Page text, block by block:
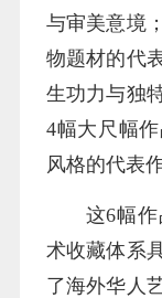
与审美意境
物题材的代
生功力与独
4幅大尺幅
风格的代表作
这6幅
术收藏体系
了海外华人